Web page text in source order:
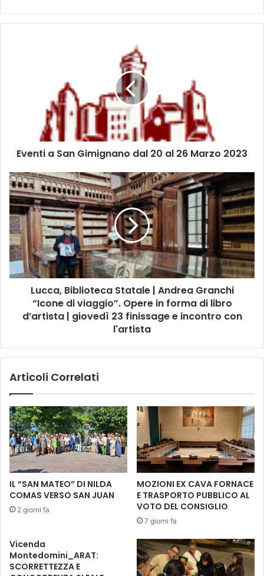
i
m
i
g
n
a
n
o
d
l
6
r
z
o
2
0
2
3
Eventi a San Gimignano dal 20 al 26 Marzo 2023
L
u
c
c
a
,
B
i
b
c
S
t
a
l
e
|
A
n
d
r
G
r
Lucca, Biblioteca Statale | Andrea Granchi
“Icone di viaggio”. Opere in forma di libro
d’artista | giovedì 23 finissage e incontro con
l'artista
Articoli Correlati
IL “SAN MATEO” DI NILDA
COMAS VERSO SAN JUAN
2 giorni fa
MOZIONI EX CAVA FORNACE
E TRASPORTO PUBBLICO AL
VOTO DEL CONSIGLIO
7 giorni fa
Vicenda
Montedomini_ARAT:
SCORRETTEZZA E